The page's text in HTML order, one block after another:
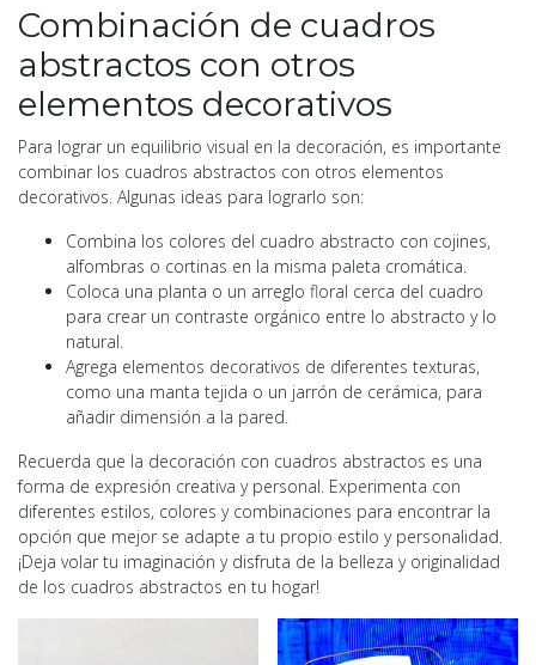
Combinación de cuadros
abstractos con otros
elementos decorativos
Para lograr un equilibrio visual en la decoración, es importante
combinar los cuadros abstractos con otros elementos
decorativos. Algunas ideas para lograrlo son:
Combina los colores del cuadro abstracto con cojines,
alfombras o cortinas en la misma paleta cromática.
Coloca una planta o un arreglo floral cerca del cuadro
para crear un contraste orgánico entre lo abstracto y lo
natural.
Agrega elementos decorativos de diferentes texturas,
como una manta tejida o un jarrón de cerámica, para
añadir dimensión a la pared.
Recuerda que la decoración con cuadros abstractos es una
forma de expresión creativa y personal. Experimenta con
diferentes estilos, colores y combinaciones para encontrar la
opción que mejor se adapte a tu propio estilo y personalidad.
¡Deja volar tu imaginación y disfruta de la belleza y originalidad
de los cuadros abstractos en tu hogar!